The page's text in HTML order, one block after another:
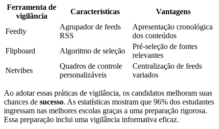
Ferramenta de
vigilância
Características Vantagens
Feedly
Agrupador de feeds
RSS
Apresentação cronológica
dos conteúdos
Flipboard
Algoritmo de seleção
Pré-seleção de fontes
relevantes
Netvibes
Quadros de controle
personalizáveis
Centralização de feeds
variados
Ao adotar essas práticas de vigilância, os candidatos melhoram suas
chances de sucesso. As estatísticas mostram que 96% dos estudantes
ingressam nas melhores escolas graças a uma preparação rigorosa.
Essa preparação inclui uma vigilância informativa eficaz.